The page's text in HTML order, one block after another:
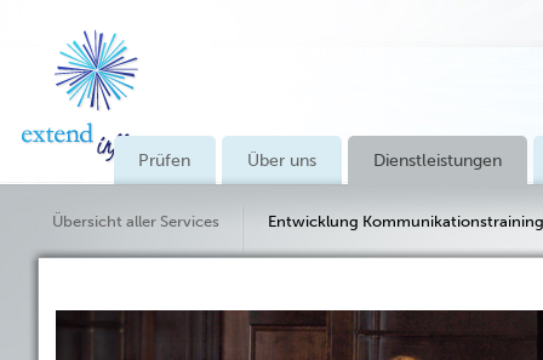
Prüfen Über uns Dienstleistungen
Übersicht aller Services Entwicklung Kommunikationstraining